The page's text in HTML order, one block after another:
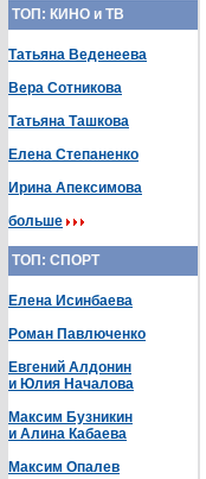
ТОП: КИНО и ТВ
Татьяна Веденеева
Вера Сотникова
Татьяна Ташкова
Елена Степаненко
Ирина Апексимова
больше
ТОП: СПОРТ
Елена Исинбаева
Роман Павлюченко
Евгений Алдонин
и Юлия Началова
Максим Бузникин
и Алина Кабаева
Максим Опалев